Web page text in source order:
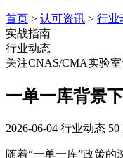
首页 > 认可资讯 > 行业
实战指南
行业动态
关注CNAS/CMA实验
一单一库背景
2026-06-04 行业动态 50
随着“一单一库”政策